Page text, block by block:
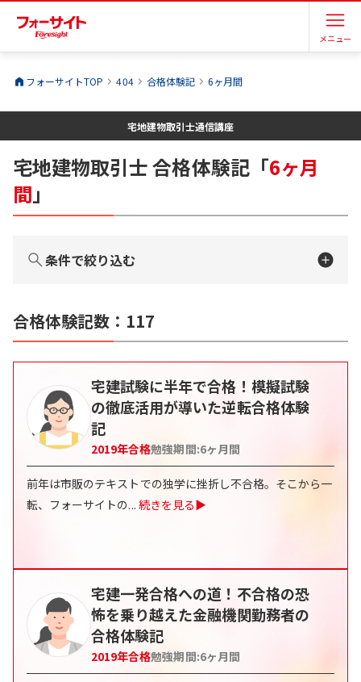
メニュー
フォーサイトTOP 404 合格体験記 6ヶ月間
宅地建物取引士通信講座
宅地建物取引士合格体験記「6ヶ月
間」
条件で絞り込む
合格体験記数： 117
宅建試験に半年で合格！模擬試験
の徹底活用が導いた逆転合格体験
記
2019年合格勉強期間:6ヶ月間
前年は市販のテキストでの独学に挫折し不合格。そこから一
転、フォーサイトの... 続きを見る▶
宅建一発合格への道！不合格の恐
怖を乗り越えた金融機関勤務者の
合格体験記
2019年合格勉強期間:6ヶ月間